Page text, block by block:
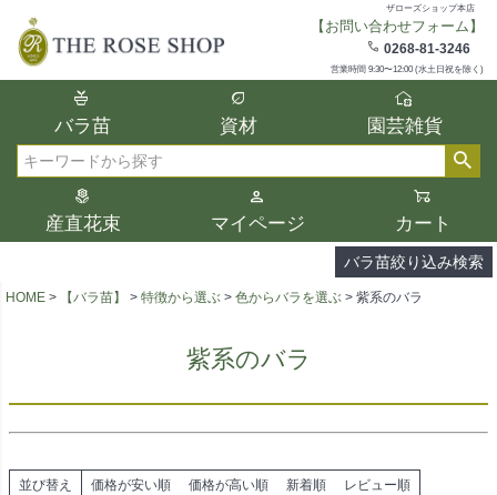
ザローズショップ本店
【お問い合わせフォーム】
0268-81-3246
営業時間 9:30〜12:00 (水土日祝を除く)
バラ苗 資材 園芸雑貨
産直花束 マイページ カート
バラ苗絞り込み検索
在庫
在庫ありのみ表示
検索
複数の条件を選択して絞り込み検索が可能
選択した項目全てに該当する品種のみ検索
結果に表示されます。
タイプ、カラー、ブランドなどは1つずつ選
択してください。
HOME 【バラ苗】 特徴から選ぶ 色からバラを選ぶ 紫系のバラ
紫系のバラ
並び替え 価格が安い順 価格が高い順 新着順 レビュー順